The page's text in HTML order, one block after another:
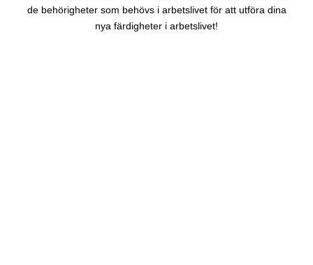
de behörigheter som behövs i arbetslivet för att utföra dina
nya färdigheter i arbetslivet!